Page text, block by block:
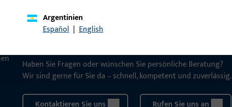
KONTAKT
Wir helfen Ihnen gern!
Haben Sie Fragen oder wünschen Sie persönliche Beratung?
Wir sind gerne für Sie da – schnell, kompetent und zuverlässig.
Kontaktieren Sie uns Rufen Sie uns an
Argentinien
Español | English